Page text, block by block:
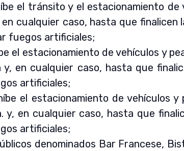
el tránsito y el estacionamiento de
cualquier caso, hasta que finalicen
fuegos artificiales;
el estacionamiento de vehículos y
en cualquier caso, hasta que
artificiales;
el estacionamiento de vehículos y
y, en cualquier caso, hasta que
artificiales;
denominados Bar Francese,